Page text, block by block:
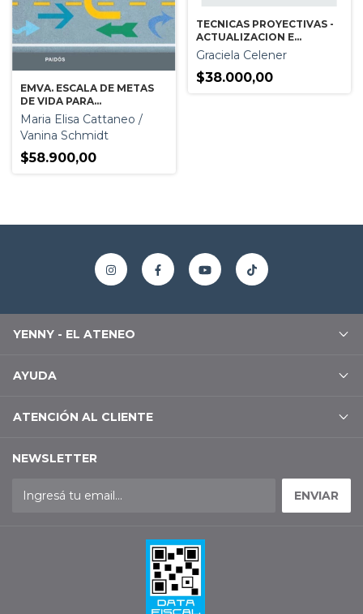
EMVA. ESCALA DE METAS
DE VIDA PARA
ADOLESCENTES
Maria Elisa Cattaneo /
Vanina Schmidt
$58.900,00
TECNICAS PROYECTIVAS -
ACTUALIZACION E
INTERPRETACION EN LOS
AMBITOS CLINICO
LABORAL Y FORENSE T.1
Graciela Celener
$38.000,00
YENNY - EL ATENEO
AYUDA
ATENCIÓN AL CLIENTE
NEWSLETTER